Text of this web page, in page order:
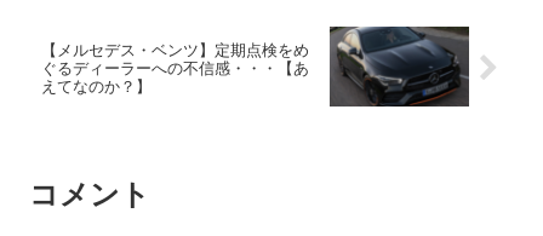
【メルセデス・ベンツ】定期点検をめ
ぐるディーラーへの不信感・・・【あ
えてなのか？】
コメント